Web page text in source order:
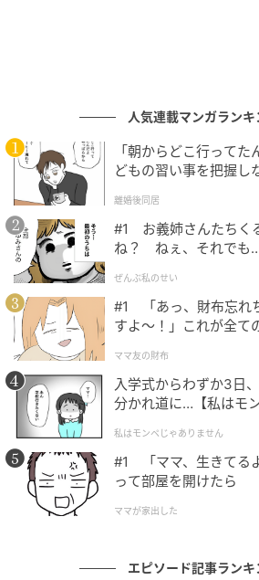
そのとき、やり取りを見ていた別
席を譲ってくれました。
ホッとしましたが、この出来事は
残しました。
気持ちは分かるけど
確かに、新調したばかりの大切な
人が歩く床に直接置きたくないと
切にするという意味では理解でき
彼女に悪気はなく、ただ自分の「
に集中してしまっていたのでしょ
ですが、鞄を汚さないための方法
ことだけではないはずです。自分
ど、周囲に配慮しながら鞄を守る
公共の場においては、自分のこだ
人気連載マンガランキ
「朝からどこ行って
どもの習い事を把握し
離婚後同居
#1 お義姉さんたちく
ね？ ねぇ、それでも
ぜんぶ私のせい
#1 「あっ、財布忘れ
すよ〜！」これが全て
ママ友の財布
入学式からわずか3日
分かれ道に…【私はモ
私はモンペじゃありません
#1 「ママ、生きてる
って部屋を開けたら
ママが家出した
エピソード記事ランキ